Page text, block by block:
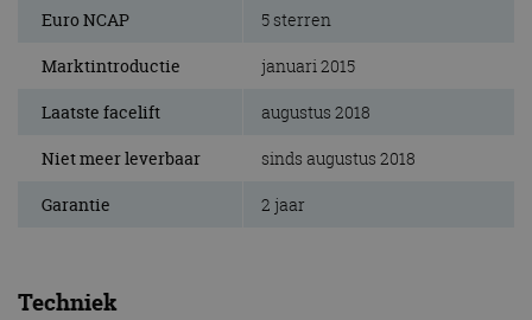
Euro NCAP 5 sterren
Marktintroductie januari 2015
Laatste facelift augustus 2018
Niet meer leverbaar sinds augustus 2018
Garantie 2 jaar
Techniek